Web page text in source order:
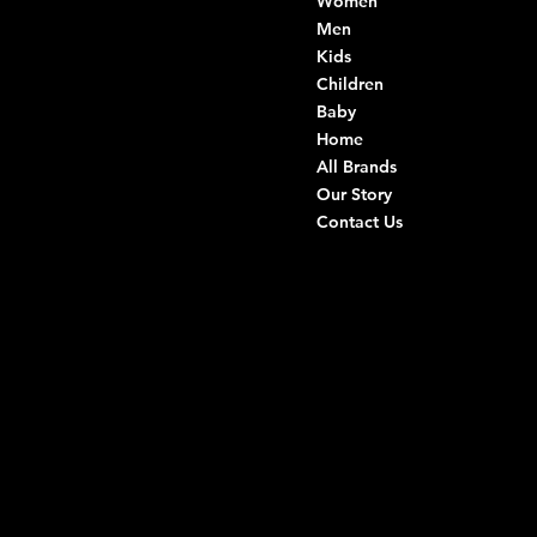
Men
Kids
Children
Baby
Home
All Brands
Our Story
Contact Us